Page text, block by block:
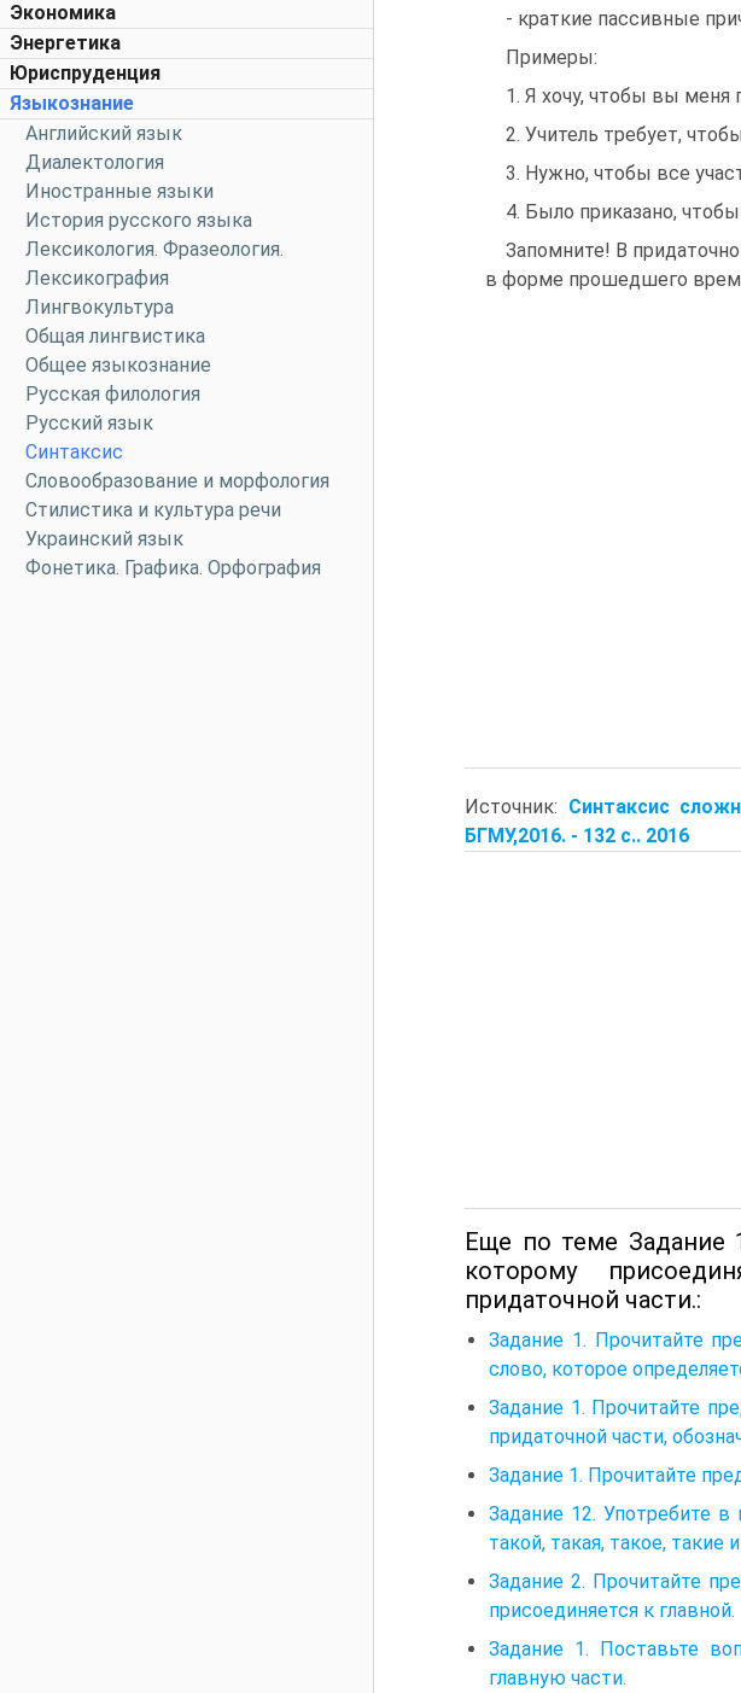
Экономика
Энергетика
Юриспруденция
Языкознание
Английский язык
Диалектология
Иностранные языки
История русского языка
Лексикология. Фразеология.
Лексикография
Лингвокультура
Общая лингвистика
Общее языкознание
Русская филология
Русский язык
Синтаксис
Словообразование и морфология
Стилистика и культура речи
Украинский язык
Фонетика. Графика. Орфография
- краткие пассивные
Примеры:
1. Я хочу, чтобы вы меня
2. Учитель требует,
3. Нужно, чтобы все
4. Было приказано,
Запомните! В
в форме прошедшего
Источник: Синтаксис
БГМУ,2016. - 132 с.. 2016
Еще по теме Задание
которому
придаточной части.:
Задание 1. Прочитайте
слово, которое
Задание 1. Прочитайте
придаточной части,
Задание 1. Прочитайте
Задание 12. Употребите в
такой, такая, такое,
Задание 2. Прочитайте
присоединяется к главной.
Задание 1. Поставьте
главную части.